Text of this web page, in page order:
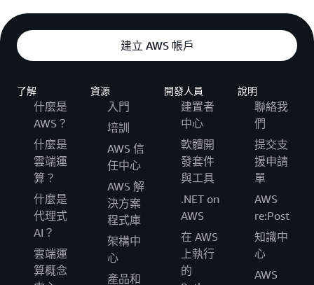
建立 AWS 帳戶
了解
什麼是
AWS？
什麼是
雲端運
算？
什麼是
代理式
AI？
雲端運
算概念
資源
入門
培訓
AWS 信
任中心
AWS 解
決方案
程式庫
架構中
心
產品和
開發人員
建置者
中心
軟體開
發套件
與工具
.NET on
AWS
在 AWS
上執行
的
說明
聯絡我
們
提交支
援申請
單
AWS
re:Post
知識中
心
AWS